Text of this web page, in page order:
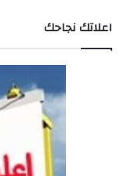
اعلاتك نجاحك